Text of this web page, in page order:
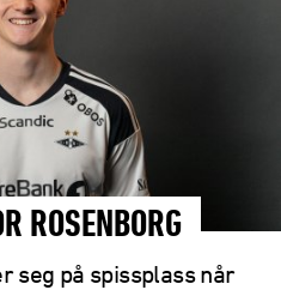
ROSENBORG
seg på spissplass når